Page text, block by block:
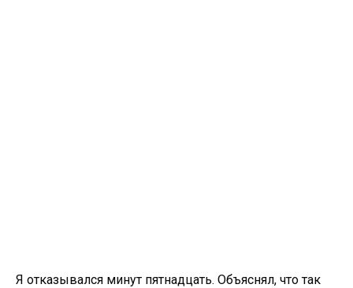
Я отказывался минут пятнадцать. Объяснял, что так